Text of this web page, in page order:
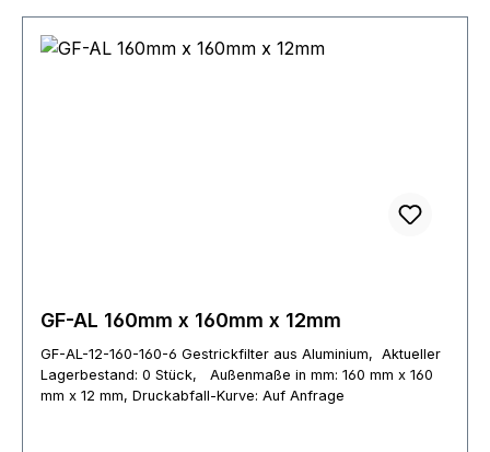
GF-AL 160mm x 160mm x 12mm
GF-AL-12-160-160-6 Gestrickfilter aus Aluminium, Aktueller
Lagerbestand: 0 Stück, Außenmaße in mm: 160 mm x 160
mm x 12 mm, Druckabfall-Kurve: Auf Anfrage